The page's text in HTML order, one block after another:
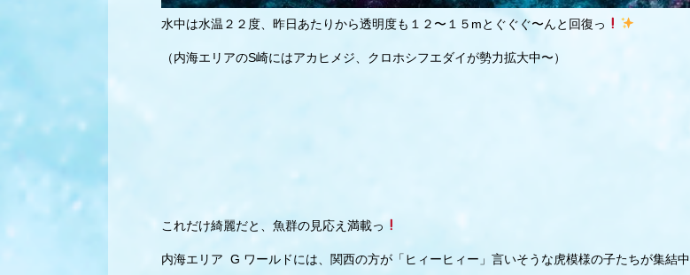
水中は水温２２度、昨日あたりから透明度も１２〜１５mとぐぐぐ〜んと回復っ
（内海エリアのS崎にはアカヒメジ、クロホシフエダイが勢力拡大中〜）
これだけ綺麗だと、魚群の見応え満載っ
内海エリア G ワールドには、関西の方が「ヒィーヒィー」言いそうな虎模様の子たちが集結中